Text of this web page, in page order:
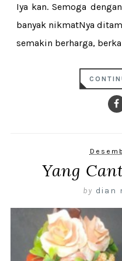
Iya kan. Semoga
banyak nikmatNya
semakin berharga,
Yang
by dian